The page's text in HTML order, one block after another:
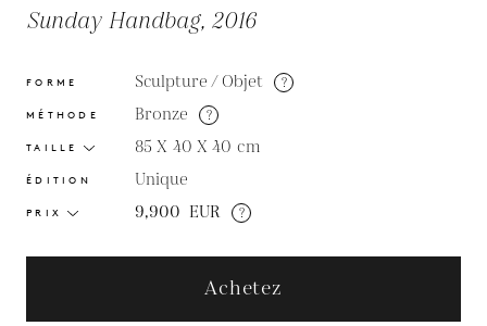
Sunday Handbag, 2016
FORME Sculpture / Objet ?
MÉTHODE Bronze ?
TAILLE 85 X 40 X 40 cm
ÉDITION Unique
PRIX 9,900 EUR ?
Achetez